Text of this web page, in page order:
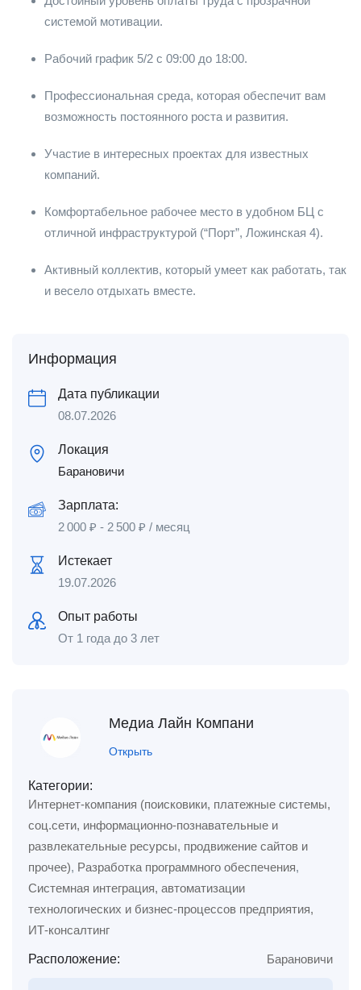
системой мотивации.
Рабочий график 5/2 с 09:00 до 18:00.
Профессиональная среда, которая обеспечит вам
возможность постоянного роста и развития.
Участие в интересных проектах для известных
компаний.
Комфортабельное рабочее место в удобном БЦ с
отличной инфраструктурой (“Порт”, Ложинская 4).
Активный коллектив, который умеет как работать, так
и весело отдыхать вместе.
Информация
Дата публикации
08.07.2026
Локация
Барановичи
Зарплата:
2 000 ₽ - 2 500 ₽ / месяц
Истекает
19.07.2026
Опыт работы
От 1 года до 3 лет
Медиа Лайн Компани
Открыть
Категории:
Интернет-компания (поисковики, платежные системы,
соц.сети, информационно-познавательные и
развлекательные ресурсы, продвижение сайтов и
прочее), Разработка программного обеспечения,
Системная интеграция, автоматизации
технологических и бизнес-процессов предприятия,
ИТ-консалтинг
Расположение: Барановичи